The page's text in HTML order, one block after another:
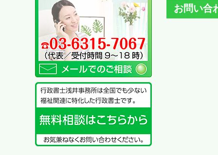
お問い合